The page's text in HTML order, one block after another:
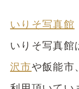
いりそ写真館
いりそ写真館
沢市や飯能市